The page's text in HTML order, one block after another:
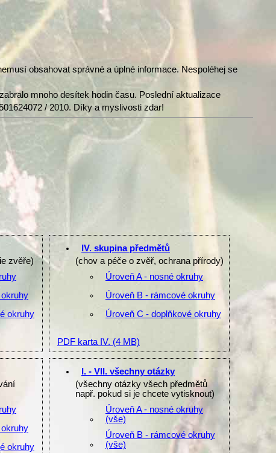
obsahovat správné a úplné informace. Nespoléhej se
mnoho desítek hodin času. Poslední aktualizace
/ 2010. Díky a myslivosti zdar!
zvěře)
okruhy
IV. skupina předmětů
(chov a péče o zvěř, ochrana přírody)
Úroveň A - nosné okruhy
Úroveň B - rámcové okruhy
Úroveň C - doplňkové okruhy
PDF karta IV. (4 MB)
okruhy
I. - VII. všechny otázky
(všechny otázky všech předmětů
např. pokud si je chcete vytisknout)
Úroveň A - nosné okruhy
(vše)
Úroveň B - rámcové okruhy
(vše)